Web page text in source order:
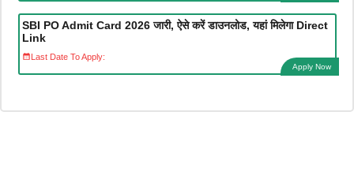
SBI PO Admit Card 2026 जारी, ऐसे करें डाउनलोड, यहां मिलेगा Direct
Link
Last Date To Apply:
Apply Now